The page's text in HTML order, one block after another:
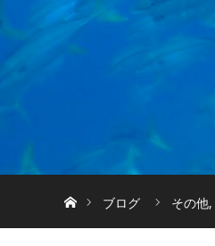
ブログ
その他,